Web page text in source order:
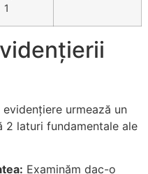
1
urmează un
2 laturi fundamentale ale
Examinăm dac-o